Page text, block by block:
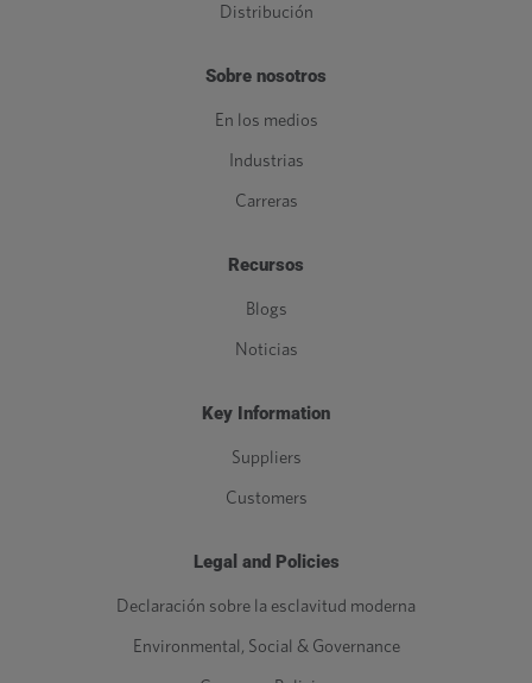
Distribución
Sobre nosotros
En los medios
Industrias
Carreras
Recursos
Blogs
Noticias
Key Information
Suppliers
Customers
Legal and Policies
Declaración sobre la esclavitud moderna
Environmental, Social & Governance